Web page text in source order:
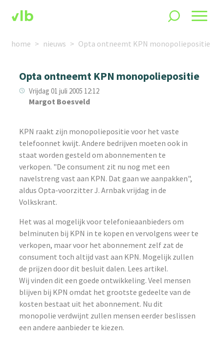
home nieuws Opta ontneemt KPN monopoliepositie
Opta ontneemt KPN monopoliepositie
Vrijdag 01 juli 2005 12:12
Margot Boesveld
KPN raakt zijn monopoliepositie voor het vaste
telefoonnet kwijt. Andere bedrijven moeten ook in
staat worden gesteld om abonnementen te
verkopen. "De consument zit nu nog met een
navelstreng vast aan KPN. Dat gaan we aanpakken",
aldus Opta-voorzitter J. Arnbak vrijdag in de
Volkskrant.
Het was al mogelijk voor telefonieaanbieders om
belminuten bij KPN in te kopen en vervolgens weer te
verkopen, maar voor het abonnement zelf zat de
consument toch altijd vast aan KPN. Mogelijk zullen
de prijzen door dit besluit dalen. Lees artikel.
Wij vinden dit een goede ontwikkeling. Veel mensen
blijven bij KPN omdat het grootste gedeelte van de
kosten bestaat uit het abonnement. Nu dit
monopolie verdwijnt zullen mensen eerder beslissen
een andere aanbieder te kiezen.